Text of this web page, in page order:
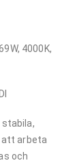
4000K,
stabila,
att arbeta
och